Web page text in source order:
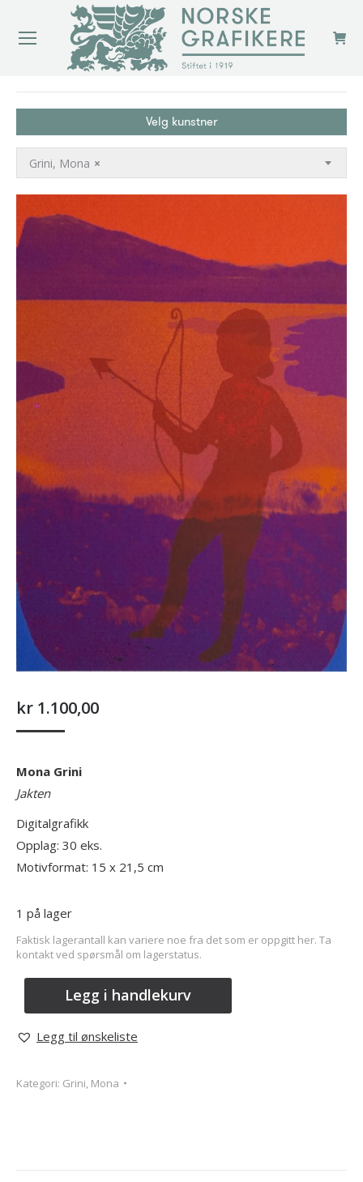
Velg kunstner
×
Grini, Mona
kr 1.100,00
Mona Grini
Jakten
Digitalgrafikk
Opplag: 30 eks.
Motivformat: 15 x 21,5 cm
1 på lager
Faktisk lagerantall kan variere noe fra det som er oppgitt her. Ta
kontakt ved spørsmål om lagerstatus.
Legg i handlekurv
Legg til ønskeliste
Kategori: Grini, Mona